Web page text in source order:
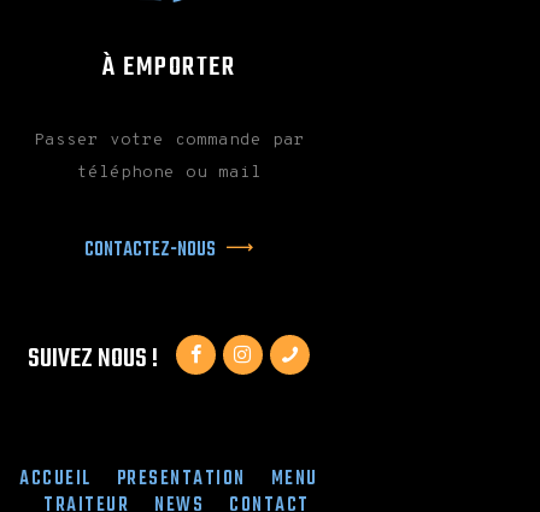
À EMPORTER
Passer votre commande par
téléphone ou mail
CONTACTEZ-NOUS
SUIVEZ NOUS !
ACCUEIL PRESENTATION
MENU
TRAITEUR
NEWS CONTACT